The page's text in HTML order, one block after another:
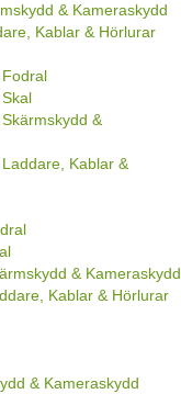
& Kameraskydd
Kablar & Hörlurar
&
Kablar &
& Kameraskydd
Kablar & Hörlurar
& Kameraskydd